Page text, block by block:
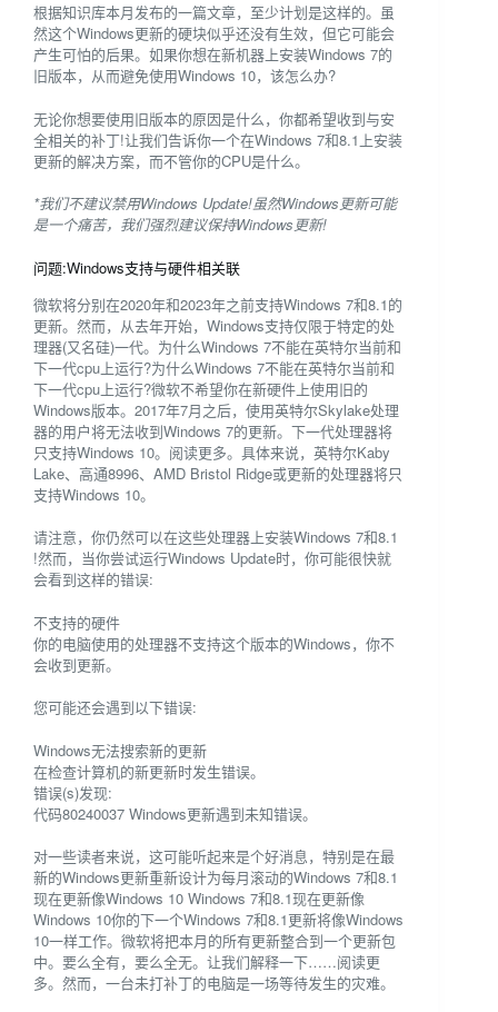
根据知识库本月发布的一篇文章，至少计划是这样的。虽
然这个Windows更新的硬块似乎还没有生效，但它可能会
产生可怕的后果。如果你想在新机器上安装Windows 7的
旧版本，从而避免使用Windows 10，该怎么办?
无论你想要使用旧版本的原因是什么，你都希望收到与安
全相关的补丁!让我们告诉你一个在Windows 7和8.1上安装
更新的解决方案，而不管你的CPU是什么。
*我们不建议禁用Windows Update!虽然Windows更新可能
是一个痛苦，我们强烈建议保持Windows更新!
问题:Windows支持与硬件相关联
微软将分别在2020年和2023年之前支持Windows 7和8.1的
更新。然而，从去年开始，Windows支持仅限于特定的处
理器(又名硅)一代。为什么Windows 7不能在英特尔当前和
下一代cpu上运行?为什么Windows 7不能在英特尔当前和
下一代cpu上运行?微软不希望你在新硬件上使用旧的
Windows版本。2017年7月之后，使用英特尔Skylake处理
器的用户将无法收到Windows 7的更新。下一代处理器将
只支持Windows 10。阅读更多。具体来说，英特尔Kaby
Lake、高通8996、AMD Bristol Ridge或更新的处理器将只
支持Windows 10。
请注意，你仍然可以在这些处理器上安装Windows 7和8.1
!然而，当你尝试运行Windows Update时，你可能很快就
会看到这样的错误:
不支持的硬件
你的电脑使用的处理器不支持这个版本的Windows，你不
会收到更新。
您可能还会遇到以下错误:
Windows无法搜索新的更新
在检查计算机的新更新时发生错误。
错误(s)发现:
代码80240037 Windows更新遇到未知错误。
对一些读者来说，这可能听起来是个好消息，特别是在最
新的Windows更新重新设计为每月滚动的Windows 7和8.1
现在更新像Windows 10 Windows 7和8.1现在更新像
Windows 10你的下一个Windows 7和8.1更新将像Windows
10一样工作。微软将把本月的所有更新整合到一个更新包
中。要么全有，要么全无。让我们解释一下……阅读更
多。然而，一台未打补丁的电脑是一场等待发生的灾难。